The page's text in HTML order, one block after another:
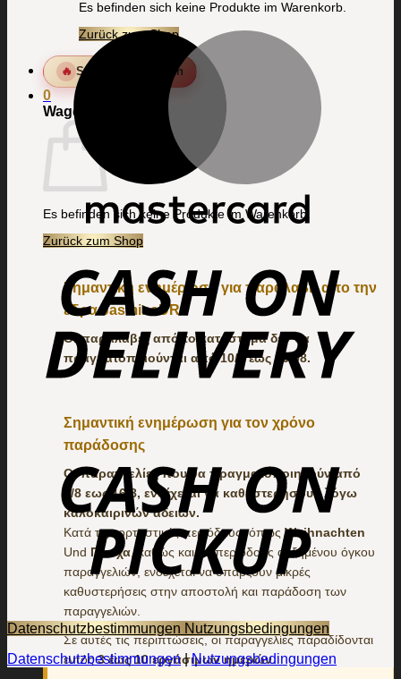
Es befinden sich keine Produkte im Warenkorb.
Zurück zum Shop
🔥 Sommer-Kollektion
0
Wagen
Es befinden sich keine Produkte im Warenkorb.
Zurück zum Shop
Σημαντική ενημέρωση για παραλαβή απο την
εδρα JasmineDR
Οι παραλαβές από το κατάστημα δεν θα
πραγματοποιούνται από 10/8 έως 16/08.
Σημαντική ενημέρωση για τον χρόνο
παράδοσης
Οι παραγγελίες που θα πραγματοποιηθούν από
7/8 εως 16/8, ενδέχεται να καθυστερήσουν λόγω
καλοκαιρινών αδειών.
Κατά τις εορταστικές περιόδους, όπωςWeihnachten
Und Πάσχα, καθώς και σε περιόδους αυξημένου όγκου
παραγγελιών, ενδέχεται να υπάρξουν μικρές
καθυστερήσεις στην αποστολή και παράδοση των
παραγγελιών.
Σε αυτές τις περιπτώσεις, οι παραγγελίες παραδίδονται
εντός3 έως 10 εργάσιμων ημερών.
Datenschutzbestimmungen Nutzungsbedingungen
Datenschutzbestimmungen|Nutzungsbedingungen